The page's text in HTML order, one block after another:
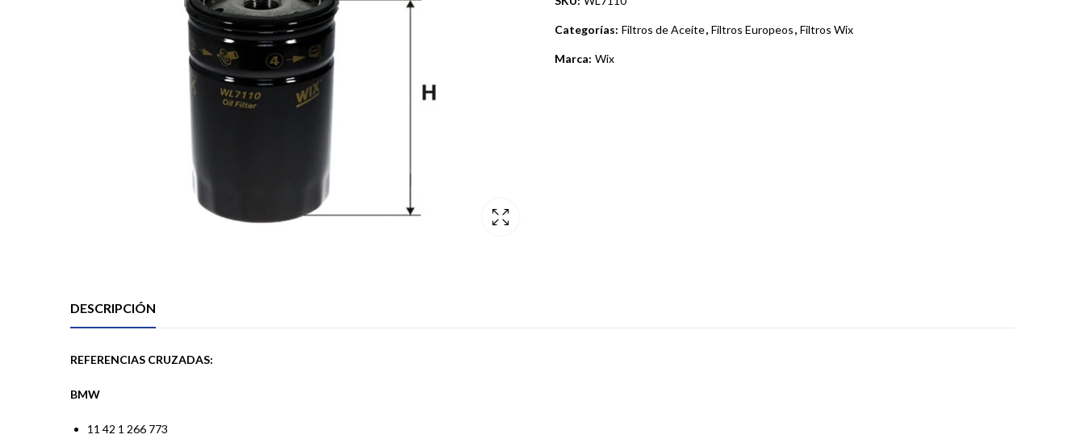
Categorías: Filtros de Aceite, Filtros Europeos, Filtros Wix
Marca: Wix
DESCRIPCIÓN
REFERENCIAS CRUZADAS:
BMW
11 42 1 266 773